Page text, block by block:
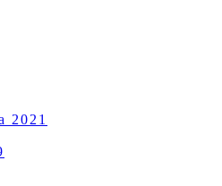
2021